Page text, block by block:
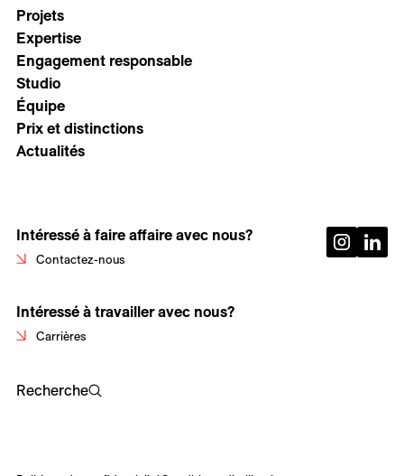
Projets
Expertise
Engagement responsable
Studio
Équipe
Prix et distinctions
Actualités
Intéressé à faire affaire avec nous?
Contactez-nous
Intéressé à travailler avec nous?
Carrières
Recherche